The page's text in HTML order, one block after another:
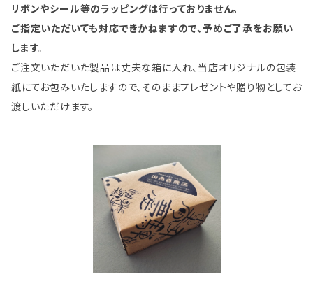
リボンやシール等のラッピングは行っておりません。
ご指定いただいても対応できかねますので、予めご了承をお願い
します。
ご注文いただいた製品は丈夫な箱に入れ、当店オリジナルの包装
紙にてお包みいたしますので、そのままプレゼントや贈り物としてお
渡しいただけます。